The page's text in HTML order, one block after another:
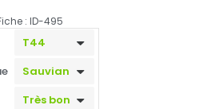
: ID-495